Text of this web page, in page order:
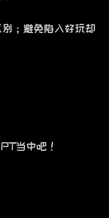
；避免陷入好玩却
当中吧！